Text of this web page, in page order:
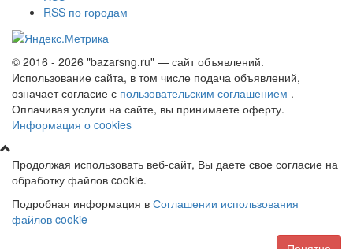
RSS по городам
© 2016 - 2026 "bazarsng.ru" — сайт объявлений.
Использование сайта, в том числе подача объявлений,
означает согласие с пользовательским соглашением .
Оплачивая услуги на сайте, вы принимаете оферту.
Информация о cookies
Продолжая использовать веб-сайт, Вы даете свое согласие на
обработку файлов cookie.
Подробная информация в Соглашении использования
файлов cookie